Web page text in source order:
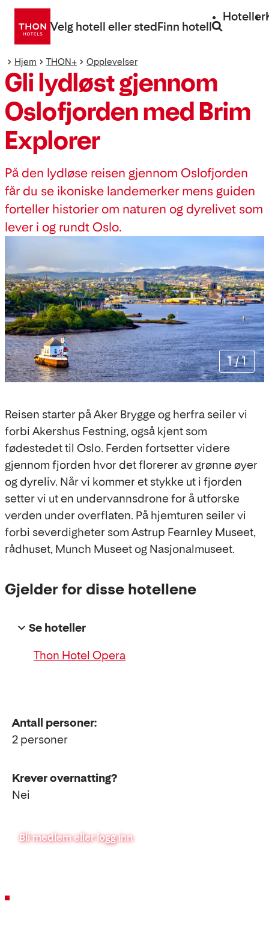
Gå
direkte
Velg hotell eller stedFinn hotell
Hoteller
Hjem THON+ Opplevelser
Gli lydløst gjennom
Oslofjorden med Brim
Explorer
På den lydløse reisen gjennom Oslofjorden
får du se ikoniske landemerker mens guiden
forteller historier om naturen og dyrelivet som
lever i og rundt Oslo.
1 /1
Reisen starter på Aker Brygge og herfra seiler vi
forbi Akershus Festning, også kjent som
fødestedet til Oslo. Ferden fortsetter videre
gjennom fjorden hvor det florerer av grønne øyer
og dyreliv. Når vi kommer et stykke ut i fjorden
setter vi ut en undervannsdrone for å utforske
verden under overflaten. På hjemturen seiler vi
forbi severdigheter som Astrup Fearnley Museet,
rådhuset, Munch Museet og Nasjonalmuseet.
Gjelder for disse hotellene
Se hoteller
Thon Hotel Opera
Antall personer:
2 personer
Krever overnatting?
Nei
Bli medlem eller logg inn